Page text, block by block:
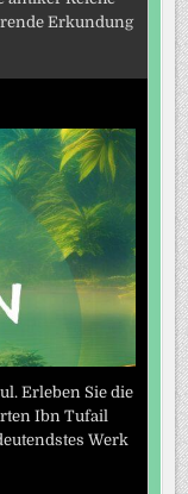
Erkundung
Erleben Sie die
Ibn Tufail
Werk